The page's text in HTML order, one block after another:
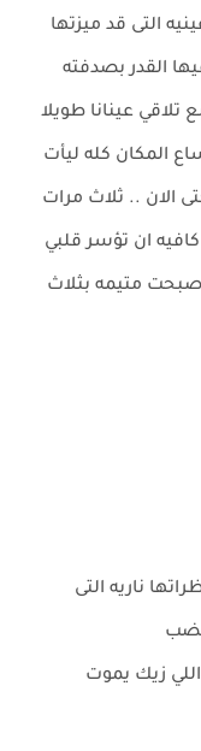
التى قد ميزتها
القدر بصدفته
تلاقي عينانا طويلا
المكان كله ليأت
الان .. ثلاث مرات
ان تؤسر قلبي
متيمه بثلاث
ناريه التى
زيك يموت